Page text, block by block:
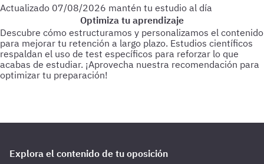
Actualizado 07/08/2026 mantén tu estudio al día
Optimiza tu aprendizaje
Descubre cómo estructuramos y personalizamos el contenido
para mejorar tu retención a largo plazo. Estudios científicos
respaldan el uso de test específicos para reforzar lo que
acabas de estudiar. ¡Aprovecha nuestra recomendación para
optimizar tu preparación!
Explora el contenido de tu oposición